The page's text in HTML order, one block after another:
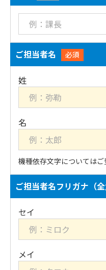
ご担当者名 必須
機種依存文字についてはご
ご担当者名フリガナ（全